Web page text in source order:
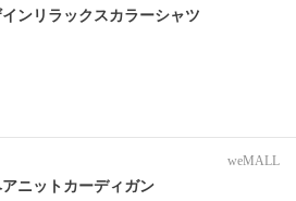
ンリラックスカラーシャツ
weMALL
アニットカーディガン